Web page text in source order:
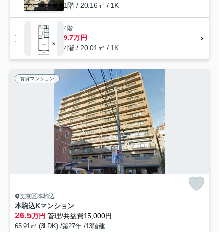
1階 / 20.16㎡ / 1K
4階
9.7万円
4階 / 20.01㎡ / 1K
賃貸マンション
文京区本駒込
本駒込Kマンション
26.5万円 管理/共益費15,000円
65.91㎡ (3LDK) /築27年 /13階建